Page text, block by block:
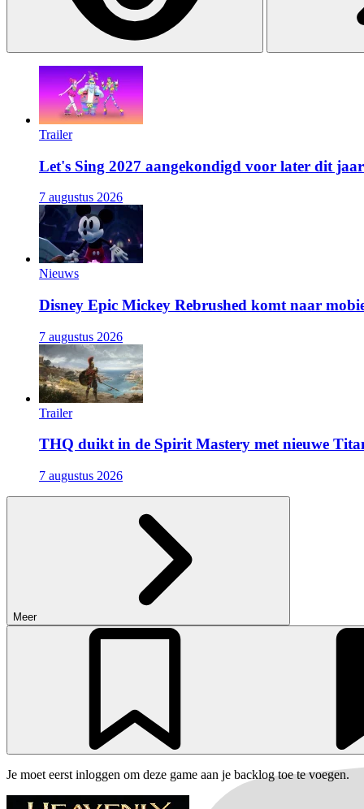
Trailer
Let's Sing 2027 aangekondigd voor later dit jaar
7 augustus 2026
Nieuws
Disney Epic Mickey Rebrushed komt naar
7 augustus 2026
Trailer
THQ duikt in de Spirit Mastery met nieuwe
7 augustus 2026
Meer
Je moet eerst inloggen om deze game aan je backlog toe te voegen.